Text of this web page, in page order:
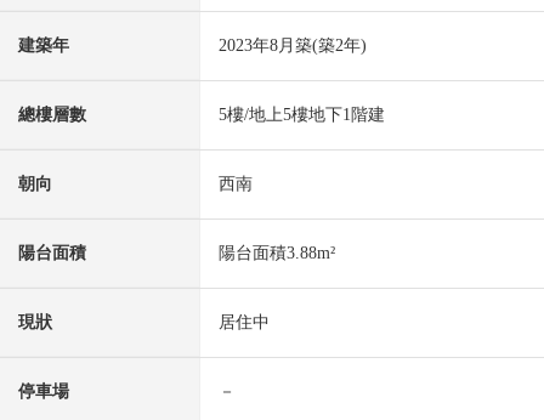
建築年 2023年8月築(築2年)
總樓層數 5樓/地上5樓地下1階建
朝向 西南
陽台面積 陽台面積3.88m²
現狀 居住中
停車場 －